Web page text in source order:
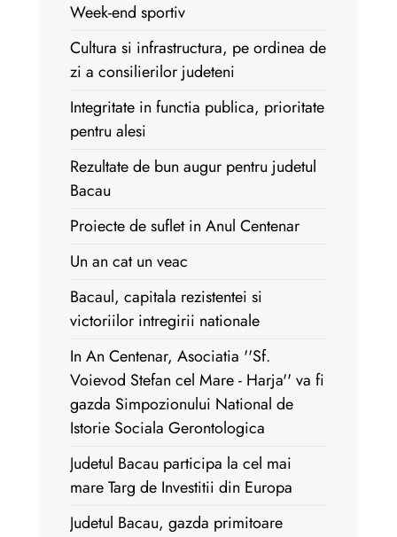
Week-end sportiv
Cultura si infrastructura, pe ordinea de
zi a consilierilor judeteni
Integritate in functia publica, prioritate
pentru alesi
Rezultate de bun augur pentru judetul
Bacau
Proiecte de suflet in Anul Centenar
Un an cat un veac
Bacaul, capitala rezistentei si
victoriilor intregirii nationale
In An Centenar, Asociatia ''Sf.
Voievod Stefan cel Mare - Harja'' va fi
gazda Simpozionului National de
Istorie Sociala Gerontologica
Judetul Bacau participa la cel mai
mare Targ de Investitii din Europa
Judetul Bacau, gazda primitoare